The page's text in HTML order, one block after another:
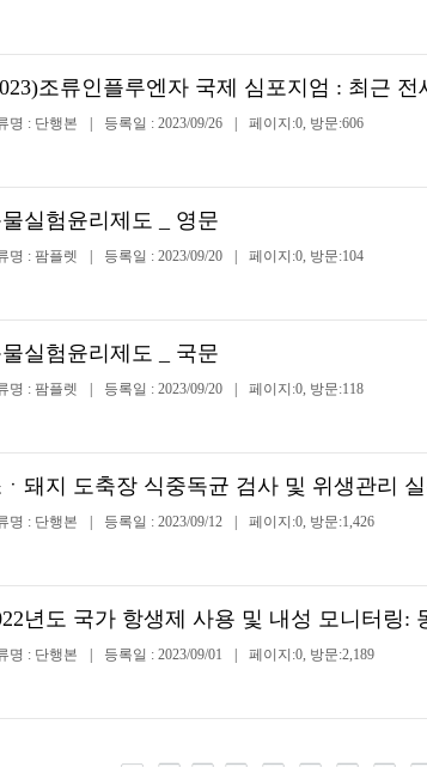
조류인플루엔자 국제 심포지엄 : 최근 전
명 : 단행본 등록일 : 2023/09/26 페이지:0, 방문:606
실험윤리제도 _ 영문
명 : 팜플렛 등록일 : 2023/09/20 페이지:0, 방문:104
실험윤리제도 _ 국문
명 : 팜플렛 등록일 : 2023/09/20 페이지:0, 방문:118
돼지 도축장 식중독균 검사 및 위생관리
명 : 단행본 등록일 : 2023/09/12 페이지:0, 방문:1,426
년도 국가 항생제 사용 및 내성 모니터링:
명 : 단행본 등록일 : 2023/09/01 페이지:0, 방문:2,189